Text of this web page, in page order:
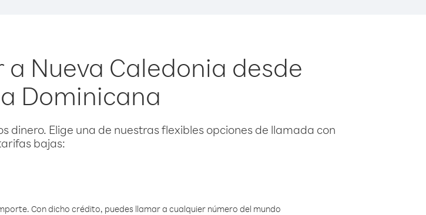
Nueva Caledonia desde
Dominicana
Elige una de nuestras flexibles opciones de llamada con
bajas:
Con dicho crédito, puedes llamar a cualquier número del mundo